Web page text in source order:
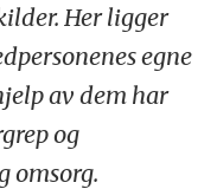
Her ligger
egne
av dem har
og
omsorg.